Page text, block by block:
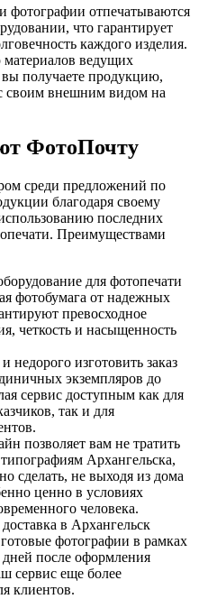
фотографии отпечатываются
что гарантирует
каждого изделия.
материалов ведущих
получаете продукцию,
своим внешним видом на
ФотоПочту
среди предложений по
благодаря своему
последних
Преимуществами
для фотопечати
фотобумага от надежных
превосходное
четкость и насыщенность
недорого изготовить заказ
экземпляров до
сервис доступным как для
так и для
позволяет вам не тратить
Архангельска,
сделать, не выходя из дома
ценно в условиях
человека.
в Архангельск
фотографии в рамках
дней после оформления
сервис еще более
клиентов.